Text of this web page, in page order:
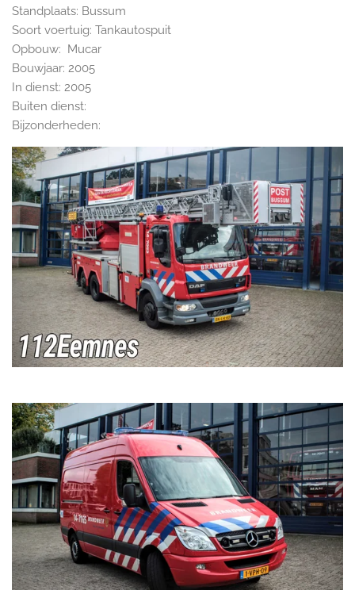
Standplaats: Bussum
Soort voertuig: Tankautospuit
Opbouw: Mucar
Bouwjaar: 2005
In dienst: 2005
Buiten dienst:
Bijzonderheden: